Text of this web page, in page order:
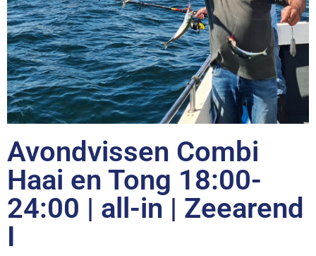
Avondvissen Combi
Haai en Tong 18:00-
24:00 | all-in | Zeearend
I